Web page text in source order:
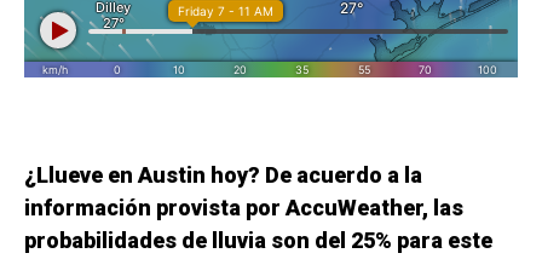
¿Llueve en Austin hoy? De acuerdo a la
información provista por AccuWeather, las
probabilidades de lluvia son del 25% para este